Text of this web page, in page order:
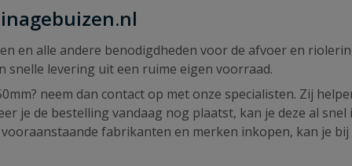
en alle andere benodigdheden voor de afvoer en
snelle levering uit een ruime eigen voorraad.
neem dan contact op met onze specialisten. Zij
je de bestelling vandaag nog plaatst, kan je deze al snel
fabrikanten en merken inkopen, kan je bij